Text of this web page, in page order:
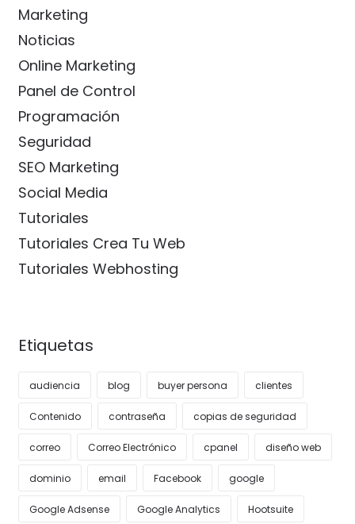
Marketing
Noticias
Online Marketing
Panel de Control
Programación
Seguridad
SEO Marketing
Social Media
Tutoriales
Tutoriales Crea Tu Web
Tutoriales Webhosting
Etiquetas
audiencia blog buyer persona clientes
Contenido contraseña copias de seguridad
correo Correo Electrónico cpanel diseño web
dominio email Facebook google
Google Adsense Google Analytics Hootsuite